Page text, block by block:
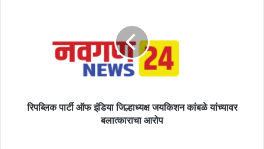
रिपब्लिक पार्टी ऑफ इंडिया जिल्हाध्यक्ष जयकिशन कांबळे यांच्यावर
बलात्काराचा आरोप